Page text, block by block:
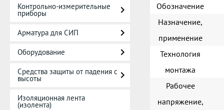
Контрольно-измерительные
приборы
Арматура для СИП
Оборудование
Средства защиты от падения с
высоты
Изоляционная лента
(изолента)
Обозначение
Назначение,
применение
Технология
монтажа
Рабочее
напряжение,